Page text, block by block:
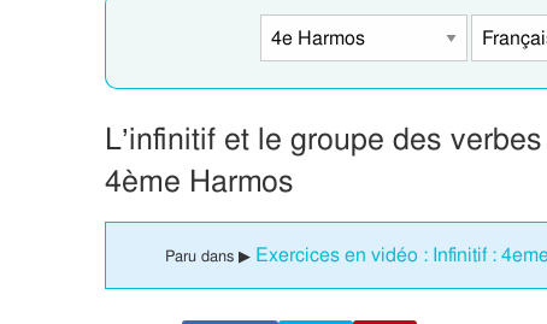
L’infinitif et le groupe des
4ème Harmos
Paru dans ▶ Exercices en vidéo : Infinitif :